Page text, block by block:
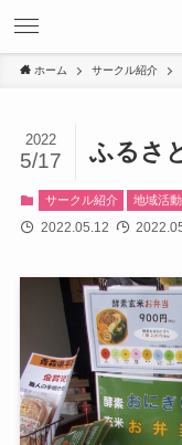
ホーム サークル紹介
ふるさ
2022
5/17
サークル紹介 地域活
2022.05.12